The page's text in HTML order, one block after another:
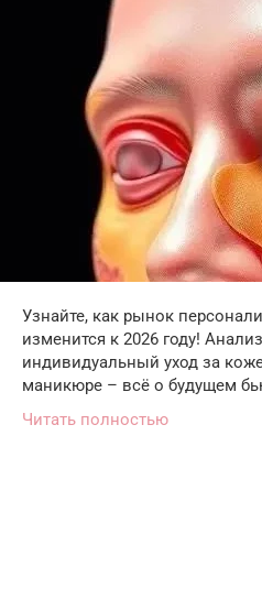
Узнайте, как рынок
изменится к 2026 году!
индивидуальный уход за
маникюре – всё о будущем
Читать полностью